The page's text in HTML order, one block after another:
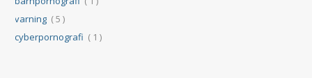
varning ( 5 )
cyberpornografi ( 1 )